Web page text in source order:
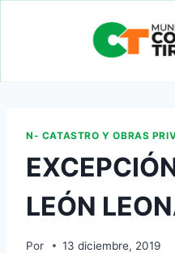
N- CATASTRO Y OBRAS
LEÓN
Por 13 diciembre, 2019